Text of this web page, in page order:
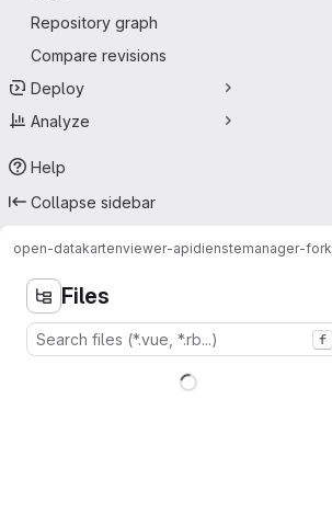
Repository graph
Compare revisions
Deploy
Analyze
Help
Collapse sidebar
open-datakartenviewer-apidienstemanager-fork
Files
f